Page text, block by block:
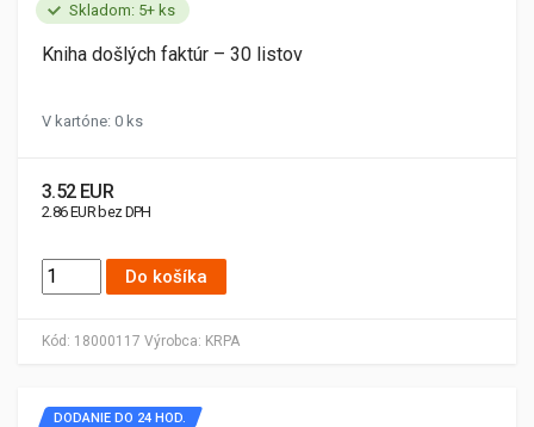
Skladom: 5+ ks
Kód: 18000117 Výrobca: KRPA
Kniha došlých faktúr – 30 listov
V kartóne: 0 ks
3.52 EUR
2.86 EUR bez DPH
Do košíka
DODANIE DO 24 HOD.